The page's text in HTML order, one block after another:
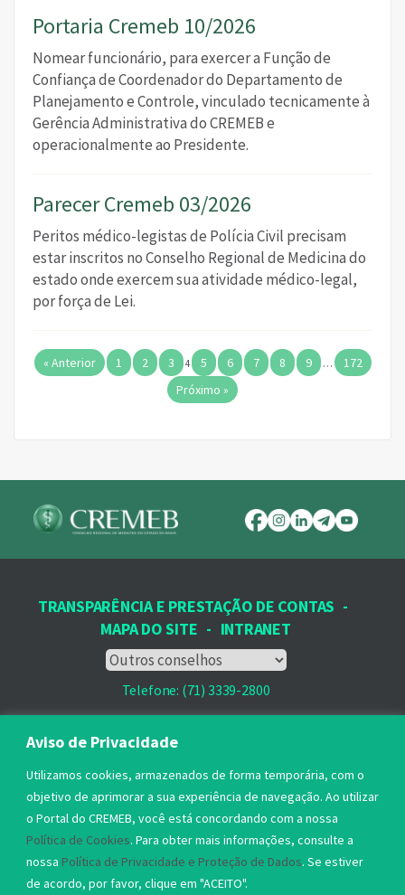
Aviso de Privacidade
Utilizamos cookies, armazenados de forma temporária, com o
objetivo de aprimorar a sua experiência de navegação. Ao utilizar
o Portal do CREMEB, você está concordando com a nossa
Política de Cookies. Para obter mais informações, consulte a
nossa Política de Privacidade e Proteção de Dados. Se estiver
de acordo, por favor, clique em "ACEITO".
Portaria Cremeb 10/2026
Nomear funcionário, para exercer a Função de
Confiança de Coordenador do Departamento de
Planejamento e Controle, vinculado tecnicamente à
Gerência Administrativa do CREMEB e
operacionalmente ao Presidente.
Parecer Cremeb 03/2026
Peritos médico-legistas de Polícia Civil precisam
estar inscritos no Conselho Regional de Medicina do
estado onde exercem sua atividade médico-legal,
por força de Lei.
« Anterior 1 2 3 4 5 6 7 8 9 …
172
Próximo »
Telefone: (71) 3339-2800
Email: protocolo@cremeb.org.br
Rua Dr. José Peroba, 251 - Stiep,
Salvador, BA - CEP: 41.770-235,
Horário de Atendimento: 8h às 17h
TRANSPARÊNCIA E PRESTAÇÃO DE CONTAS -
MAPA DO SITE - INTRANET